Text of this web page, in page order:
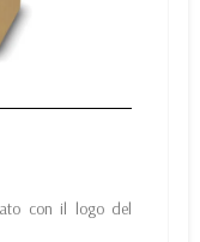
con il logo del